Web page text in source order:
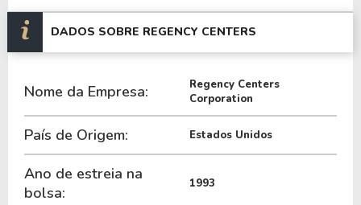
possui um P/L de 26,83, um P/VP de 1,97 e nos
últimos 12 meses o dividend yeld da REG ficou em
3,78%.
O REIT é negociada no Brasil através do BDR
, ou pode ser adquirida no exterior através
do tickerREG.
DADOS SOBRE REGENCY CENTERS
Nome da Empresa:
Regency Centers
Corporation
País de Origem: Estados Unidos
Ano de estreia na
bolsa:
1993